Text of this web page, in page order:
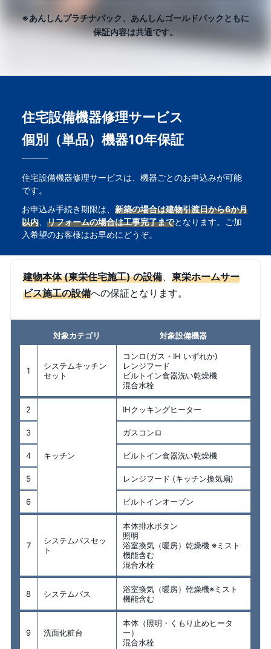
※あんしんプラチナパック、あんしんゴールドパックともに
保証内容は共通です。
住宅設備機器修理サービス
個別（単品）機器10年保証
住宅設備機器修理サービスは、機器ごとのお申込みが可能
です。
お申込み手続き期限は、 新築の場合は建物引渡日から6か月
以内、 リフォームの場合は工事完了までとなります。ご加
入希望のお客様はお早めにどうぞ。
建物本体 (東栄住宅施工) の設備、東栄ホームサー
ビス施工の設備への保証となります。
対象カテゴリ 対象設備機器
1
システムキッチン
セット
コンロ(ガス・IH いずれか)
レンジフード
ビルトイン食器洗い乾燥機
混合水栓
2
キッチン
IHクッキングヒーター
3 ガスコンロ
4 ビルトイン食器洗い乾燥機
5 レンジフード (キッチン換気扇)
6 ビルトインオーブン
7
システムバスセッ
ト
本体排水ボタン
照明
浴室換気（暖房）乾燥機 ※ミスト
機能含む
混合水栓
8 システムバス
浴室換気（暖房）乾燥機※ミスト
機能含む
9 洗面化粧台
本体（照明・くもり止めヒータ
ー）
混合水栓